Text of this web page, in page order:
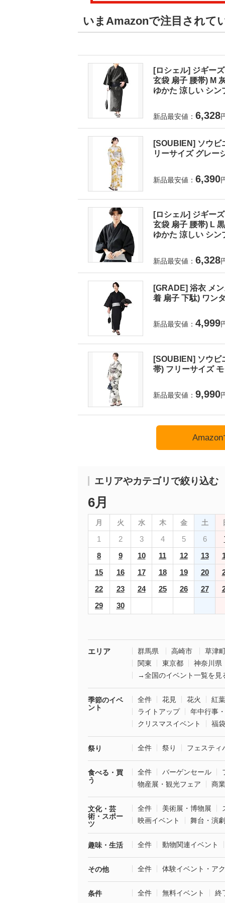
いまAmazonで注目されて
[ロシェル] ジギー
玄袋 扇子 腰帯) M
ゆかた 涼しい シン
新品最安値： 6,328
[SOUBIEN] ソウビ
リーサイズ グレー
新品最安値： 6,390
[ロシェル] ジギー
玄袋 扇子 腰帯) L
ゆかた 涼しい シン
新品最安値： 6,328
[GRADE] 浴衣 メ
着 扇子 下駄) ワン
新品最安値： 4,999
[SOUBIEN] ソウビ
帯) フリーサイズ
新品最安値： 9,990
エリアやカテゴリで絞り込む
6月
月 火 水 木 金 土
1 2 3 4 5 6
8
9 10 11 12 13
15
16 17 18 19 20
22
23 24 25 26 27
29
30
エリア 群馬県 高崎市
草津
関東
東京都
神奈川県
→全国のイベント一覧を見
季節のイベ
ント
全件 花見 花火
紅葉
ライトアップ
年中行事
クリスマスイベント
福
祭り 全件 祭り フェスティ
食べる・買
う
全件 バーゲンセール
物産展・観光フェア
商
文化・芸
術・スポー
ツ
全件 美術展・博物展
映画イベント
舞台・演劇
趣味・生活 全件 動物関連イベント
その他 全件 体験イベント・ア
条件 全件 無料イベント 終